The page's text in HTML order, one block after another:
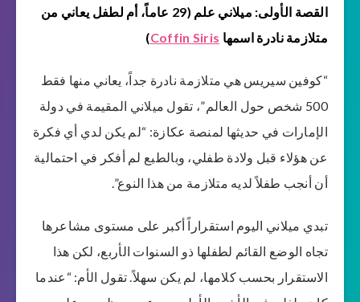
القصة الأولى: ميلاني علم (29 عاماً، أم لطفل يعاني من
متلازمة نادرة اسمها Coffin Siris
)
“كوفين سيريس هي متلازمة نادرة جداً، يعاني منها فقط
500 شخص حول العالم”، تقول ميلاني المقيمة في دولة
الإمارات في حديثها لمنصة عكازة: “لم يكن لدي أي فكرة
عن هؤلاء قبل ولادة طفلي، وبالطبع لم أفكر في احتمالية
أن أنجب طفلاً لديه متلازمة من هذا النوع”.
تبدي ميلاني اليوم استقراراً أكبر على مستوى مشاعرها
تجاه الوضع القائم لطفلها ذو السنوات الأربع، لكن هذا
الاستقرار بحسب كلامها، لم يكن سهلاً. تقول الأم: “عندما